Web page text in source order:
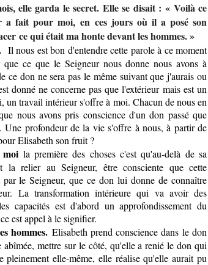
elle garda le secret. Elle se disait : « Voilà ce
a fait pour moi, en ces jours où il a posé son
ce qui était ma honte devant les hommes. »
Il nous est bon d'entendre cette parole à ce moment
ce que le Seigneur nous donne nous avons à
ce don ne sera pas le même suivant que j'aurais ou
donné ne concerne pas que l'extérieur mais est un
un travail intérieur s'offre à moi. Chacun de nous en
nous avons pris conscience d'un don passé que
Une profondeur de la vie s'offre à nous, à partir de
Elisabeth son fruit ?
la première des choses c'est qu'au-delà de sa
la relier au Seigneur, être consciente que cette
le Seigneur, que ce don lui donne de connaître
La transformation intérieure qui va avoir des
capacités est d'abord un approfondissement du
est appel à le signifier.
hommes. Elisabeth prend conscience dans le don
mettre sur le côté, qu'elle a renié le don qui
elle-même, elle réalise qu'elle aurait pu